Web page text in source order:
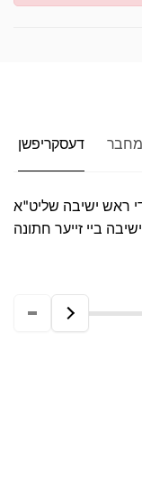
דעסקריפשן
ראש ישיבה שליט"א